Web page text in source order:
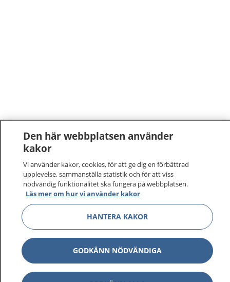
Den här webbplatsen använder
kakor
Vi använder kakor, cookies, för att ge dig en förbättrad
upplevelse, sammanställa statistik och för att viss
nödvändig funktionalitet ska fungera på webbplatsen.
Läs mer om hur vi använder kakor
HANTERA KAKOR
GODKÄNN NÖDVÄNDIGA